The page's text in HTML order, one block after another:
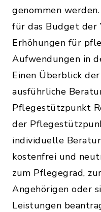
genommen
für das Budget der
Erhöhungen für
Aufwendungen in
Einen Überblick
ausführliche
Pflegestützpunkt
der
individuelle
kostenfrei und
zum Pflegegrad,
Angehörigen oder
Leistungen